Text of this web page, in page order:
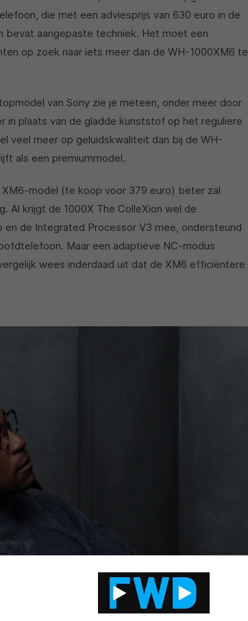
die met een adviesprijs van 630 euro in de
bevat aangepaste techniek. Het moet een
op zoek naar iets meer dan de WH-1000XM6 te
van Sony zie je meteen, onder meer door
in plaats van de gladde kunststof op het reguliere
veel meer op geluidskwaliteit dan bij de WH-
als een premiummodel.
model (te koop voor 379 euro) beter zal
Al krijgt de 1000X The ColleXion wel de
de Integrated Processor V3 mee, ondersteund
Maar een adaptieve NC-modus
wees inderdaad uit dat de XM6 efficiëntere